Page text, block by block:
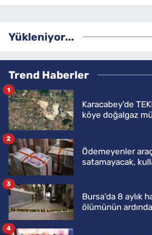
Yükleniyor...
Trend Haberler
Karacabey'de
köye doğalgaz
1
Ödemeyenler
satamayacak,
2
Bursa'da 8 aylık
ölümünün
3
4